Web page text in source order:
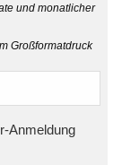
und monatlicher
Großformatdruck
Anmeldung